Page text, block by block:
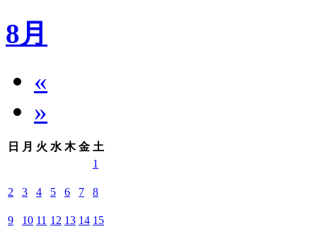
8月
«
»
日 月 火 水 木 金 土
1
2 3 4 5 6 7 8
9 10 11 12 13 14 15